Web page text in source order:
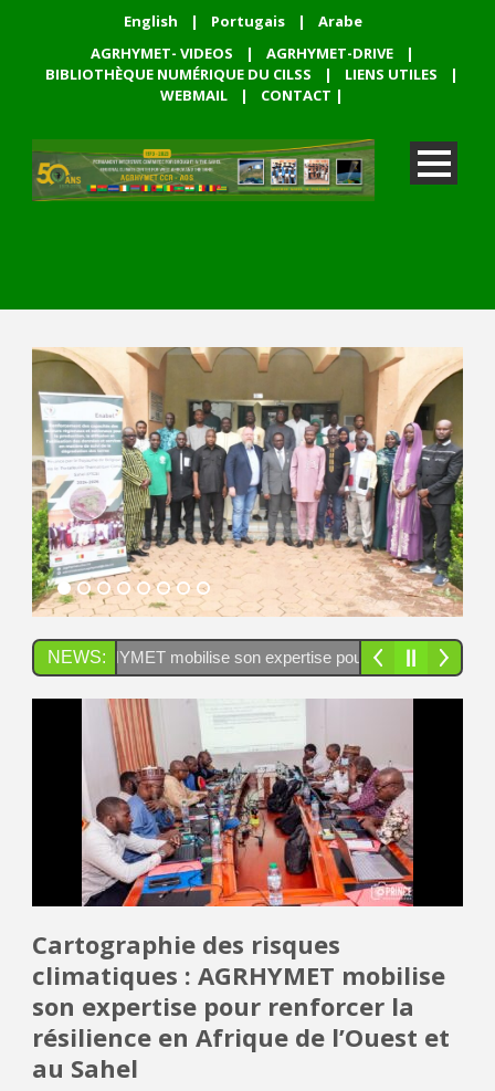
English | Portugais |
Arabe
AGRHYMET- VIDEOS
| AGRHYMET-DRIVE
|
BIBLIOTHÈQUE NUMÉRIQUE DU CILSS
| LIENS UTILES
|
WEBMAIL
| CONTACT |
NEWS:mobilise son expertise pour renforcer la résilience en
Cartographie des risques
climatiques : AGRHYMET mobilise
son expertise pour renforcer la
résilience en Afrique de l’Ouest et
au Sahel